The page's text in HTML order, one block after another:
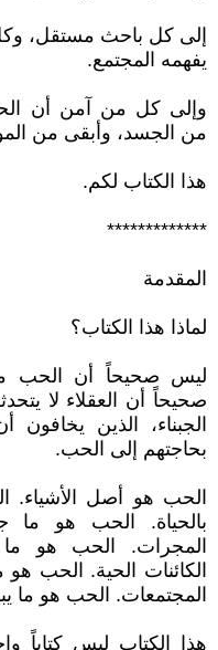
إلى كل باحث مستقل،
يفهمه المجتمع.
وإلى كل من آمن أن
من الجسد، وأبقى من
هذا الكتاب لكم.
*************
المقدمة
لماذا هذا الكتاب؟
ليس صحيحاً أن الحب
صحيحاً أن العقلاء لا
الجبناء، الذين
بحاجتهم إلى الحب.
الحب هو أصل
بالحياة. الحب هو ما
المجرات. الحب هو
الكائنات الحية. الحب
المجتمعات. الحب هو
هذا الكتاب ليس كتاباً